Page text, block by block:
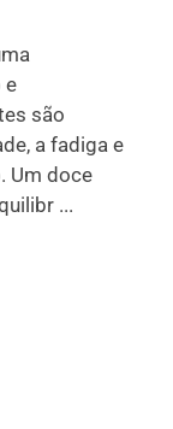
e
são
a fadiga e
Um doce
...